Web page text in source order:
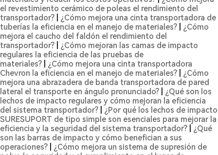
el revestimiento cerámico de poleas el rendimiento del
transportador?
¿Cómo mejora una cinta transportadora de
tuberías la eficiencia en el manejo de materiales?
¿Cómo
mejora el caucho del faldón el rendimiento del
transportador?
¿Cómo mejoran las camas de impacto
regulares la eficiencia de las pruebas de
materiales?
¿Cómo mejora una cinta transportadora
Chevron la eficiencia en el manejo de materiales?
¿Cómo
mejora una abrazadera de banda transportadora de pared
lateral el transporte en ángulo pronunciado?
¿Qué son los
lechos de impacto regulares y cómo mejoran la eficiencia
del sistema transportador?
¿Por qué los lechos de impacto
SURESUPORT de tipo simple son esenciales para mejorar la
eficiencia y la seguridad del sistema transportador?
¿Qué
son las barras de impacto y cómo benefician a sus
operaciones?
¿Cómo mejora un sistema de supresión de